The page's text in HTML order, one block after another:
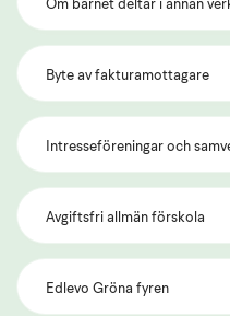
Om barnet deltar i annan
Byte av fakturamottagare
Intresseföreningar och
Avgiftsfri allmän förskola
Edlevo Gröna fyren